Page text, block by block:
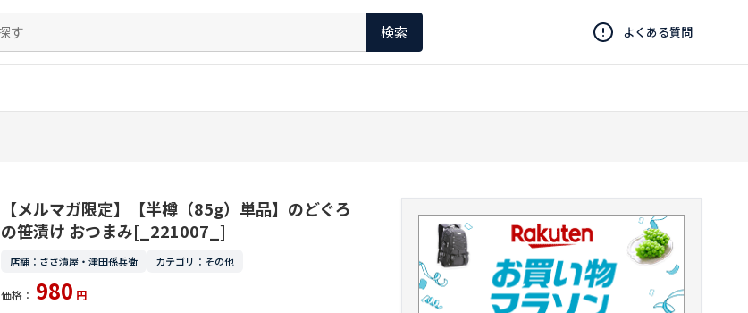
検索 よくある質問
【メルマガ限定】【半樽（85g）単品】のどぐろ
の笹漬け おつまみ[_221007_]
店舗：ささ漬屋・津田孫兵衛 カテゴリ：その他
価格： 980 円